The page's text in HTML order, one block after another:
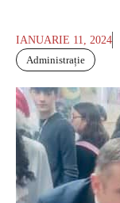
IANUARIE 11, 2024
Administrație